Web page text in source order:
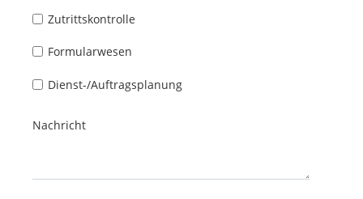
Zutrittskontrolle
Formularwesen
Dienst-/Auftragsplanung
Nachricht